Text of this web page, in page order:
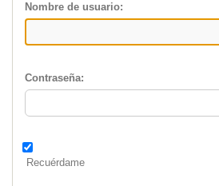
Nombre de usuario:
Contraseña:
Recuérdame